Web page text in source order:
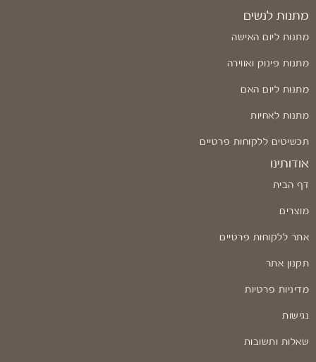
מתנות לנשים
מתנות ליום האישה
מתנות פינוק ואווירה
מתנות ליום האם
מתנות לאחיות
תכשיטים ללקוחות פרטיים
אודותינו
דף הבית
מוצרים
אתר ללקוחות פרטיים
תקנון אתר
מדיניות פרטיות
נגישות
שאלות ותשובות